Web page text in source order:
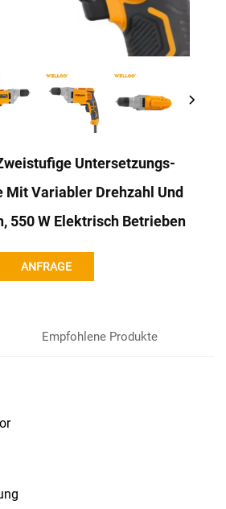
Untersetzungs-
Mit Variabler Drehzahl Und
550 W Elektrisch Betrieben
ANFRAGE
Empfohlene Produkte